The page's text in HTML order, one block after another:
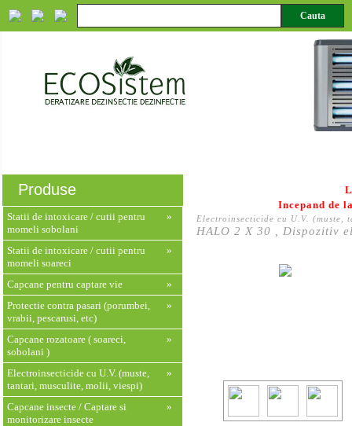
Produse
Statii de intoxicare / cutii pentru
momeli sobolani
»
Statii de intoxicare / cutii pentru
momeli soareci
»
Capcane pentru captare vie
»
Protectie contra pasari (porumbei,
vrabii, pescarusi, etc)
»
Capcane rozatoare ( soareci,
sobolani )
»
Electroinsecticide cu U.V. (muste,
tantari, musculite, molii, viespi)
»
Capcane insecte / Captare si
monitorizare insecte
»
Incepand de
Electroinsecticide cu U.V.
HALO 2 X 30 , Dispozitiv